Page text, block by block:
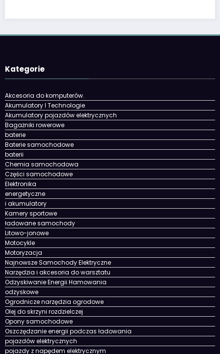
Kategorie
Akcesoria do komputerów.
Akumulatory I Technologie
Akumulatory pojazdów elektrycznych
Bagażniki rowerowe
baterie
Baterie samochodowe
baterii
Chemia samochodowa
Części samochodowe
Elektronika
energetyczne
i akumulatory
Kamery sportowe
ładowane samochody
Litowo-jonowe
Motocykle
Motoryzacja
Najnowsze Samochody Elektryczne
Narzędzia i akcesoria do warsztatu
Odzyskiwanie Energii Hamowania
odzyskowe
Ogrodnicze narzędzia ogrodowe
Olej do skrzyni rozdzielczej
Opony samochodowe
Oszczędzanie energii podczas ładowania
pojazdów elektrycznych
pojazdy z napędem elektrycznym